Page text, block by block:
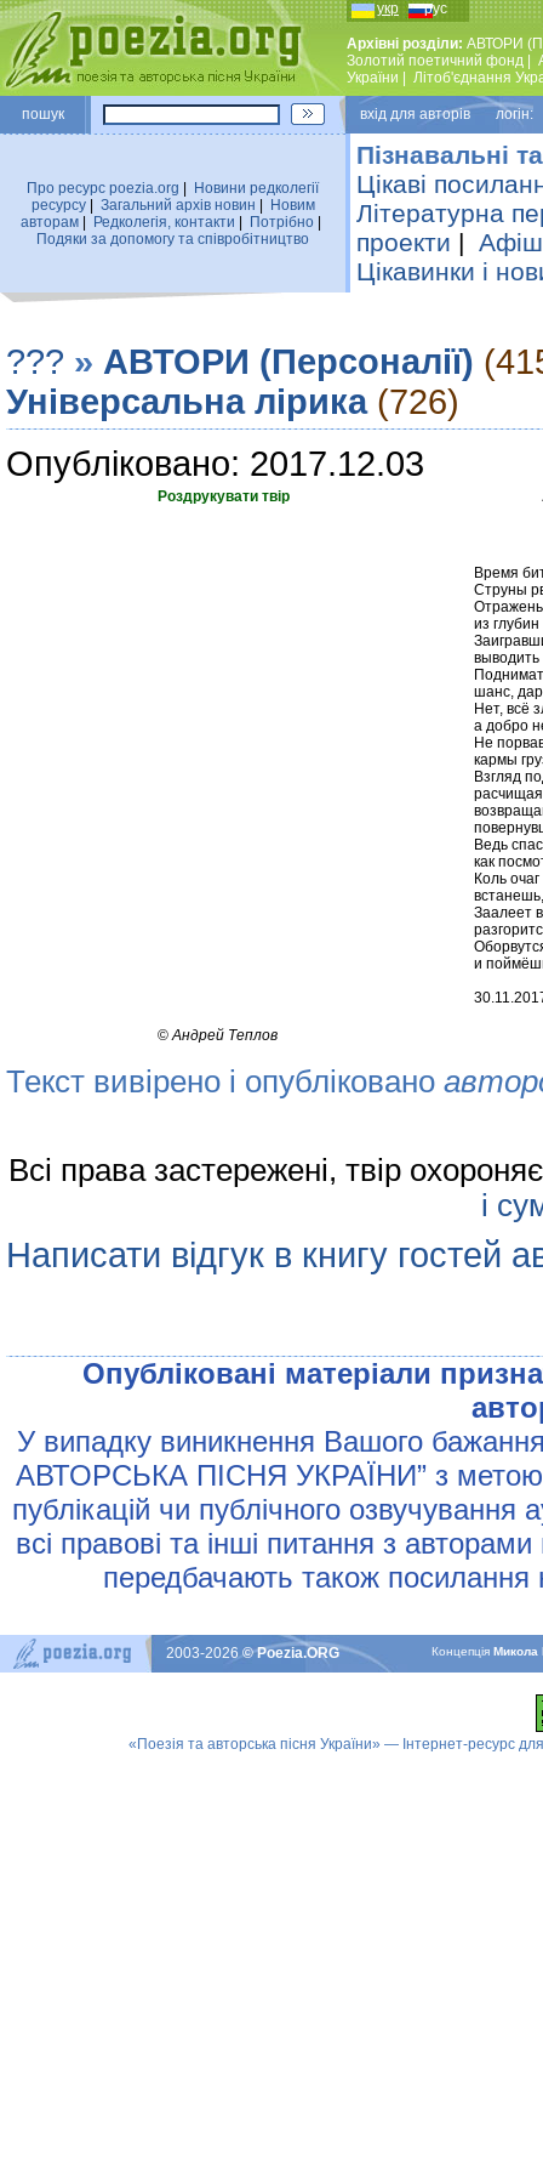
укр рус
Архівні розділи: АВТОРИ
Золотий поетичний фонд
України
Лiтоб'єднання
пошук вхiд для авторiв логін:
Про ресурс poezia.org
Новини редколегiї
ресурсу| Загальний архiв новин
Новим
авторам
Редколегiя, контакти Потрiбно
Подяки за допомогу та співробітництво
Пізнавальні
Цікаві
Літературна
проекти |
Цікавинки і
??? » АВТОРИ (Персоналії)
Універсальна лірика (726)
Опубліковано: 2017.12.03
Роздрукувати твір
Время
Струны
из
выводить
шанс,
Нет, всё
а добро
Не
кармы
Взгляд
расчищая
Ведь
как
Коль
Заалеет
и
©Андрей Теплов
Текст вивірено і опубліковано
Всі права застережені, твір
і
Написати відгук в книгу гостей
Опублiкованi матерiали
У випадку виникнення Вашого
АВТОРСЬКА ПIСНЯ УКРАЇНИ” з метою
публiкацiй чи публiчного
всi правовi та iншi питання з
передбачають також
КонцепцiяМикола
2003-2026© Poezia.ORG
«Поезія та авторська пісня України» — Інтернет-ресурс